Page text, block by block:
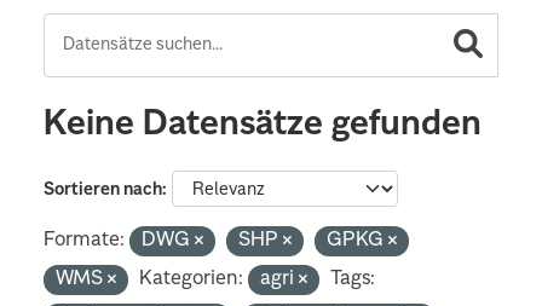
Keine Datensätze gefunden
Sortieren nach
Formate: DWG SHP
GPKG
WMS
Kategorien: agri
Tags: